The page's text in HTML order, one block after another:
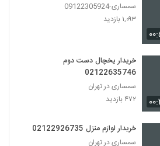
سمساری-09122305924
۱,۰۹۳ بازدید
خریدار یخچال دست دوم
02122635746
سمساری در تهران
۴۷۲ بازدید
خریدار لوازم منزل 02122926735
سمساری در تهران